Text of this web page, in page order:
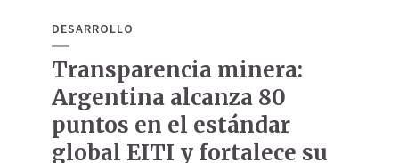
DESARROLLO
Transparencia minera:
Argentina alcanza 80
puntos en el estándar
global EITI y fortalece su